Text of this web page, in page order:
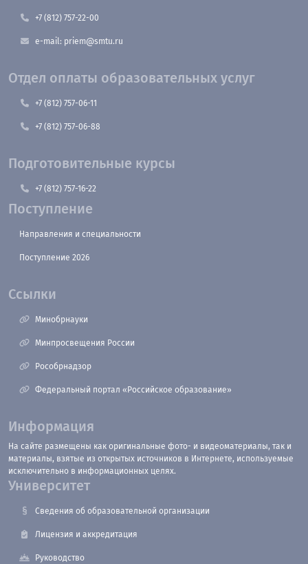
+7 (812) 757-22-00
e-mail: priem@smtu.ru
Отдел оплаты образовательных услуг
+7 (812) 757-06-11
+7 (812) 757-06-88
Подготовительные курсы
+7 (812) 757-16-22
Поступление
Направления и специальности
Поступление 2026
Ссылки
Минобрнауки
Минпросвещения России
Рособрнадзор
Федеральный портал «Российское образование»
Информация
На сайте размещены как оригинальные фото- и видеоматериалы, так и
материалы, взятые из открытых источников в Интернете, используемые
исключительно в информационных целях.
Университет
Сведения об образовательной организации
Лицензия и аккредитация
Руководство